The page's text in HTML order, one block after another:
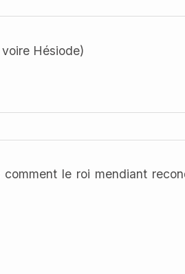
Hésiode)
comment le roi mendiant